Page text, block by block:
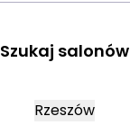
Szukaj salonów
Rzeszów